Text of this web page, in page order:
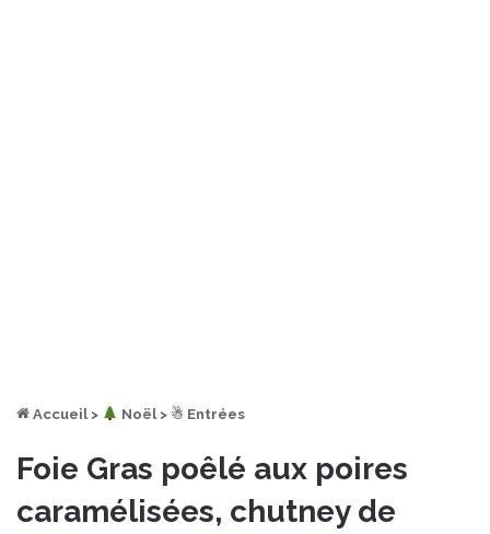
Accueil > ︎ Noël > ☃ Entrées
Foie Gras poêlé aux poires
caramélisées, chutney de